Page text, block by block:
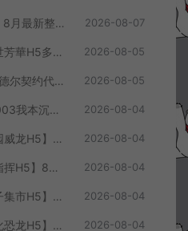
MT3换皮MH【大梦一场2】8月最新整理Linux手工服务端+源码+管理后台+安卓苹果双端+详细搭建教程+视频教程 2026-08-07
三网H5宫斗养成游戏【盛世芳華H5多区跨服代金券内购优化版】8月最新整理Linux手工服务端+CDK授权后台+全资源安卓+详细搭建教程+视频教程 2026-08-05
AFK卡牌即时对战手游【加德尔契约代金券内购修复版】8月最新整理Linux手工服务端+前后端全套源码+CDK授权后台+安卓苹果双端+详细搭建教程+视频教程 2026-08-05
RED三端引擎传奇手游【2003我本沉默三职业】8月最新整理Win一键服务端+PC安卓+详细搭建教程 2026-08-04
三网H5格斗游戏【热血校园威龙H5】8月最新整理Linux手工服务端+Win一键服务端+解压即玩+简易安卓客户端+详细搭建教程 2026-08-04
三网H5射击游戏【战场小指挥H5】8月最新整理Linux手工服务端+Win一键服务端+解压即玩+简易安卓客户端+详细搭建教程 2026-08-04
三网H5模拟经营游戏【猴子集市H5】8月最新整理Linux手工服务端+Win一键服务端+解压即玩+简易安卓客户端+详细搭建教程 2026-08-04
三网H5休闲游戏【合成进化恐龙H5】8月最新整理Linux手工服务端+Win一键服务端+解压即玩+简易安卓客户端+详细搭建教程 2026-08-04